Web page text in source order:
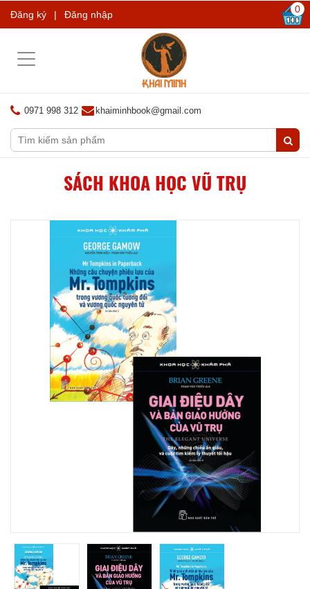
Đăng ký | Đăng nhập 0
Toggle
0971 998 312 khaiminhbook@gmail.com
SÁCH KHOA HỌC VŨ TRỤ